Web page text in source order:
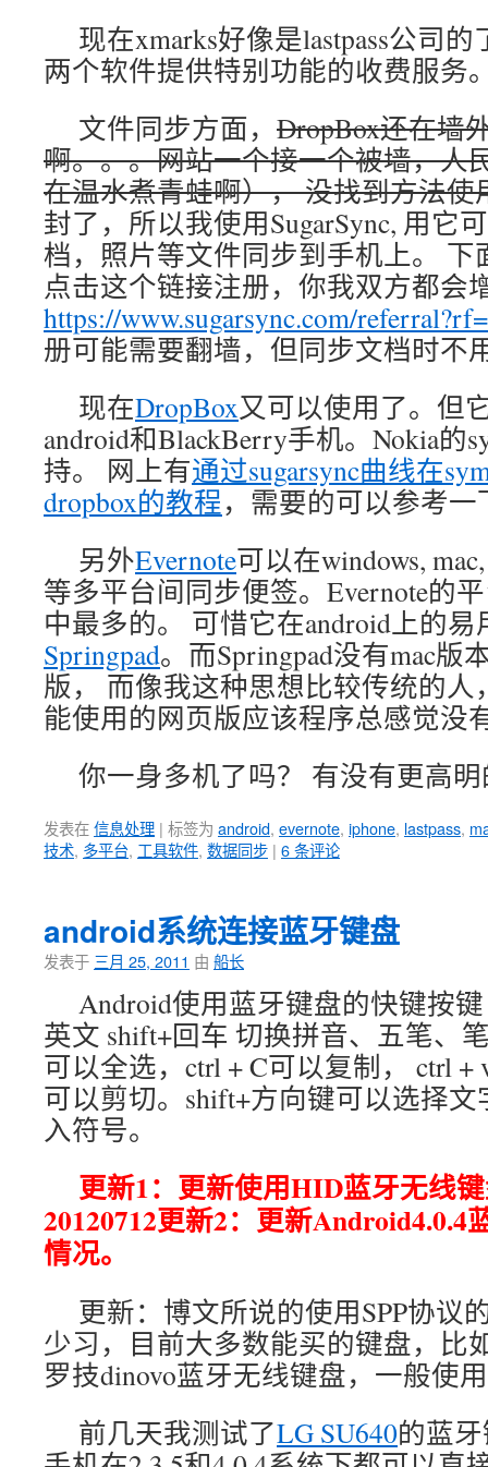
现在xmarks好像是lastpass公司的
两个软件提供特别功能的收费服务
文件同步方面， DropBox还在墙
啊。。。网站一个接一个被墙，人
在温水煮青蛙啊）， 没找到方法使
封了，所以我使用SugarSync, 用它
档，照片等文件同步到手机上。
点击这个链接注册，你我双方都会
https://www.sugarsync.com/
册可能需要翻墙，但同步文档时不
现在DropBox又可以使用了。但
android和BlackBerry手机。Nokia的
持。 网上有通过sugarsync曲线在
dropbox的教程，需要的可以参考一
另外Evernote可以在windows,
等多平台间同步便签。Evernote的
中最多的。 可惜它在android上的
Springpad。而Springpad没有mac版
版， 而像我这种思想比较传统的
能使用的网页版应该程序总感觉没
你一身多机了吗？ 有没有更高
发表在信息处理 | 标签为 android, evernote, iphone, lastpass,
技术, 多平台, 工具软件, 数据同步 | 6 条评论
android系统连接蓝牙键盘
发表于 三月 25, 2011 由 船长
Android使用蓝牙键盘的快键按
英文 shift+回车 切换拼音、五笔、
可以全选，ctrl + C可以复制， ctrl +
可以剪切。shift+方向键可以选择
入符号。
更新1：更新使用HID蓝牙无线
20120712更新2：更新
情况。
更新：博文所说的使用SPP协议
少习，目前大多数能买的键盘，比
罗技dinovo蓝牙无线键盘，一般使
前几天我测试了LG SU640的蓝